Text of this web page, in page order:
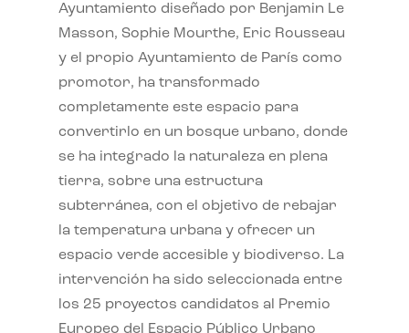
Ayuntamiento diseñado por Benjamin Le
Masson, Sophie Mourthe, Eric Rousseau
y el propio Ayuntamiento de París como
promotor, ha transformado
completamente este espacio para
convertirlo en un bosque urbano, donde
se ha integrado la naturaleza en plena
tierra, sobre una estructura
subterránea, con el objetivo de rebajar
la temperatura urbana y ofrecer un
espacio verde accesible y biodiverso. La
intervención ha sido seleccionada entre
los 25 proyectos candidatos al Premio
Europeo del Espacio Público Urbano